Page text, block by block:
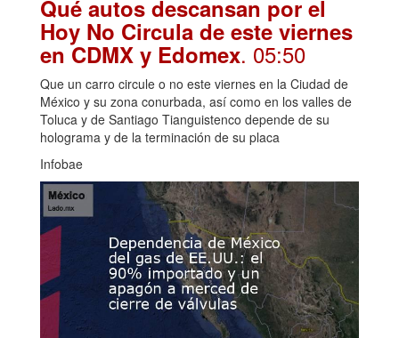
Qué autos descansan por el
Hoy No Circula de este viernes
en CDMX y Edomex. 05:50
Que un carro circule o no este viernes en la Ciudad de
México y su zona conurbada, así como en los valles de
Toluca y de Santiago Tianguistenco depende de su
holograma y de la terminación de su placa
Infobae